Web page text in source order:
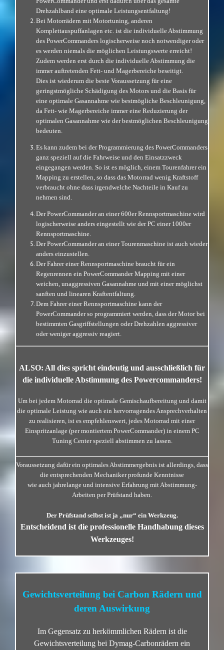
Drehzahlband eine optimale Leistungsentfaltung!
Bei Motorrädern mit Motortuning, anderen
Komplettauspuffanlagen etc. ist die individuelle Abstimmung
des PowerCommanders logischerweise noch notwendiger oder
es werden niemals die möglichen Leistungswerte erreicht!
Zudem werden erst durch die individuelle Abstimmung die
immer auftretenden Fett- und Magerbereiche beseitigt.
Dies ist wiederum die beste Voraussetzung für eine
geringstmögliche Schädigung des Motors und die Basis für
eine optimale Gasannahme wie bestmögliche Beschleunigung,
da Fett- wie Magerbereiche immer eine Reduzierung der
optimalen Gasannahme wie der bestmöglichen Beschleunigung
bedeuten.
Es kann zudem bei der Programmierung des PowerCommanders
ganz speziell auf die Fahrweise und den Einsatzzweck
eingegangen werden. So ist es möglich, einem Tourenfahrer ein
Mapping zu erstellen, so dass das Motorrad wenig Kraftstoff
verbraucht ohne dass irgendwelche Nachteile in Kauf zu
nehmen sind.
Der PowerCommander an einer 600er Rennsportmaschine wird
logischerweise anders eingestellt wie der PC einer 1000er
Rennsportmaschine.
Der PowerCommander an einer Tourenmaschine ist auch wieder
anders einzustellen.
Der Fahrer einer Rennsportmaschine braucht für ein
Regenrennen ein PowerCommander Mapping mit einer
weichen, unaggressiven Gasannahme und mit einer möglichst
sanften und linearen Kraftentfaltung.
Dem Fahrer einer Rennsportmaschine kann der
PowerCommander so programmiert werden, dass der Motor bei
bestimmten Gasgriffstellungen oder Drehzahlen aggressiver
oder weniger aggressiv reagiert.
ALSO: All dies spricht eindeutig und ausschließlich für
die individuelle Abstimmung des Powercommanders!
Um bei jedem Motorrad die optimale Gemischaufbereitung und damit
die optimale Leistung wie auch ein hervorragendes Ansprechverhalten
zu realisieren, ist es empfehlenswert, jedes Motorrad mit einer
Einspritzanlage (per montiertem PowerCommander) in einem PC
Tuning Center speziell abstimmen zu lassen.
Voraussetzung dafür ein optimales Abstimmergebnis ist allerdings, dass
die entsprechenden Mechaniker profunde Kenntnisse
wie auch jahrelange und intensive Erfahrung mit Abstimmung-
Arbeiten per Prüfstand haben.
Der Prüfstand selbst ist ja „nur“ ein Werkzeug.
Entscheidend ist die professionelle Handhabung dieses
Werkzeuges!
Gewichtsverteilung bei Carbon Rädern und
deren Auswirkung
Im Gegensatz zu herkömmlichen Rädern ist die
Gewichtsverteilung bei Dymag-Carbonrädern ein